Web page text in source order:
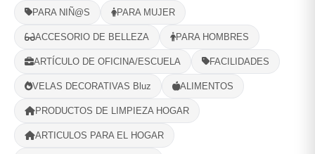
PARA NIÑ@S PARA MUJER
ACCESORIO DE BELLEZA PARA HOMBRES
ARTÍCULO DE OFICINA/ESCUELA FACILIDADES
VELAS DECORATIVAS Bluz ALIMENTOS
PRODUCTOS DE LIMPIEZA HOGAR
ARTICULOS PARA EL HOGAR
Opciones de Envio
1 Ubicacion Ruta 3
Selecciona tu ubicacion
PROVINCIA
MUNICIPIO